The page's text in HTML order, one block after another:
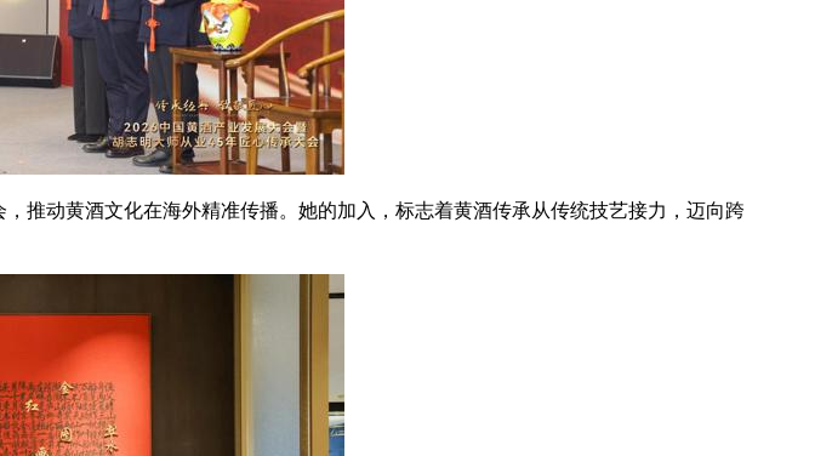
推动黄酒文化在海外精准传播。她的加入，标志着黄酒传承从传统技艺接力，迈向跨